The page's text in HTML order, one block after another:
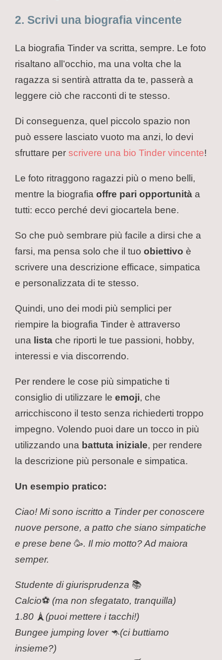
2. Scrivi una biografia vincente
La biografia Tinder va scritta, sempre. Le foto
risaltano all’occhio, ma una volta che la
ragazza si sentirà attratta da te, passerà a
leggere ciò che racconti di te stesso.
Di conseguenza, quel piccolo spazio non
può essere lasciato vuoto ma anzi, lo devi
sfruttare per scrivere una bio Tinder vincente!
Le foto ritraggono ragazzi più o meno belli,
mentre la biografia offre pari opportunità a
tutti: ecco perché devi giocartela bene.
So che può sembrare più facile a dirsi che a
farsi, ma pensa solo che il tuo obiettivo è
scrivere una descrizione efficace, simpatica
e personalizzata di te stesso.
Quindi, uno dei modi più semplici per
riempire la biografia Tinder è attraverso
una lista che riporti le tue passioni, hobby,
interessi e via discorrendo.
Per rendere le cose più simpatiche ti
consiglio di utilizzare le emoji, che
arricchiscono il testo senza richiederti troppo
impegno. Volendo puoi dare un tocco in più
utilizzando una battuta iniziale, per rendere
la descrizione più personale e simpatica.
Un esempio pratico:
Ciao! Mi sono iscritto a Tinder per conoscere
nuove persone, a patto che siano simpatiche
e prese bene 🥳. Il mio motto? Ad maiora
semper.
Studente di giurisprudenza 📚
Calcio⚽ (ma non sfegatato, tranquilla)
1.80 🗼 (puoi mettere i tacchi!)
Bungee jumping lover 🦘(ci buttiamo
insieme?)